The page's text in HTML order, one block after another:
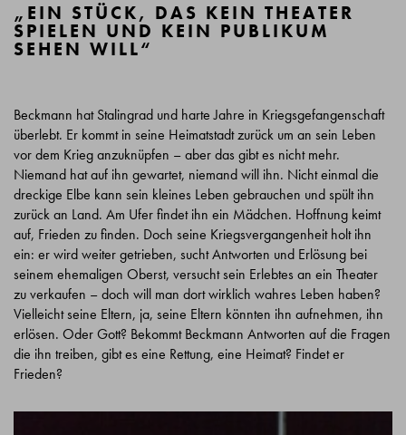
„EIN STÜCK, DAS KEIN THEATER
SPIELEN UND KEIN PUBLIKUM
SEHEN WILL“
Beckmann hat Stalingrad und harte Jahre in Kriegsgefangenschaft
überlebt. Er kommt in seine Heimatstadt zurück um an sein Leben
vor dem Krieg anzuknüpfen – aber das gibt es nicht mehr.
Niemand hat auf ihn gewartet, niemand will ihn. Nicht einmal die
dreckige Elbe kann sein kleines Leben gebrauchen und spült ihn
zurück an Land. Am Ufer findet ihn ein Mädchen. Hoffnung keimt
auf, Frieden zu finden. Doch seine Kriegsvergangenheit holt ihn
ein: er wird weiter getrieben, sucht Antworten und Erlösung bei
seinem ehemaligen Oberst, versucht sein Erlebtes an ein Theater
zu verkaufen – doch will man dort wirklich wahres Leben haben?
Vielleicht seine Eltern, ja, seine Eltern könnten ihn aufnehmen, ihn
erlösen. Oder Gott? Bekommt Beckmann Antworten auf die Fragen
die ihn treiben, gibt es eine Rettung, eine Heimat? Findet er
Frieden?